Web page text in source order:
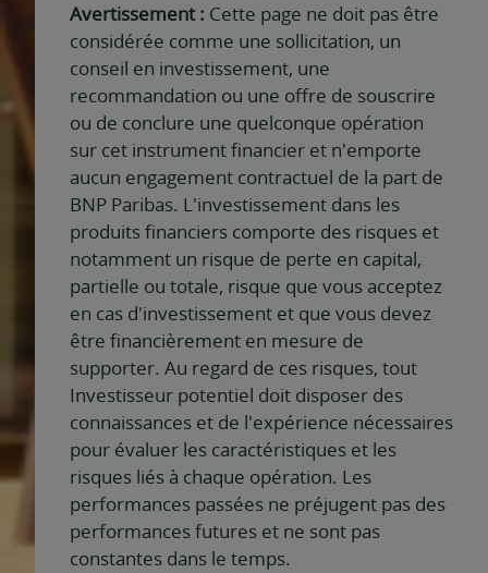
Avertissement : Cette page ne doit pas être
considérée comme une sollicitation, un
conseil en investissement, une
recommandation ou une offre de souscrire
ou de conclure une quelconque opération
sur cet instrument financier et n'emporte
aucun engagement contractuel de la part de
BNP Paribas. L'investissement dans les
produits financiers comporte des risques et
notamment un risque de perte en capital,
partielle ou totale, risque que vous acceptez
en cas d'investissement et que vous devez
être financièrement en mesure de
supporter. Au regard de ces risques, tout
Investisseur potentiel doit disposer des
connaissances et de l'expérience nécessaires
pour évaluer les caractéristiques et les
risques liés à chaque opération. Les
performances passées ne préjugent pas des
performances futures et ne sont pas
constantes dans le temps.